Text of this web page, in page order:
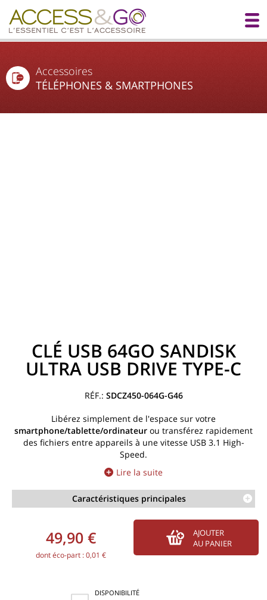
Accessoires
TÉLÉPHONES & SMARTPHONES
CLÉ USB 64GO SANDISK
ULTRA USB DRIVE TYPE-C
SDCZ450-064G-G46
Libérez simplement de l'espace sur votre
smartphone/tablette/ordinateur ou transférez rapidement
des fichiers entre appareils à une vitesse USB 3.1 High-
Speed.
Lire la suite
Caractéristiques principales
49,90 €
dont éco-part : 0,01 €
AJOUTER
AU PANIER
DISPONIBILITÉ